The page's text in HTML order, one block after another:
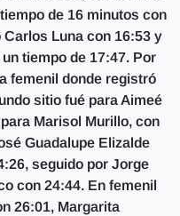
de 16 minutos con
Luna con 16:53 y
tiempo de 17:47. Por
femenil donde registró
sitio fué para Aimeé
Marisol Murillo, con
Guadalupe Elizalde
seguido por Jorge
con 24:44. En femenil
26:01, Margarita